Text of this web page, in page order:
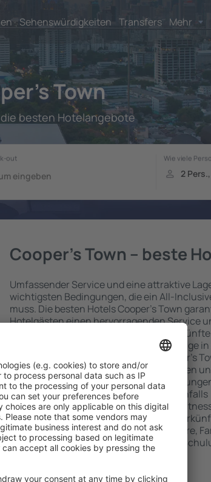
Sehenswürdigkeiten Transfers Mehr
Town
besten Hotelangebote
Cooper's Town – beste
Umfassender Service und eine attraktive
wichtigsten Bedingungen, die ein All-
muss. Die besten Hotels Cooper's Town
Hotelgästen einen hervorragenden Service
Annehmlichkeiten. Hochwertige
Standard bieten eine ausgezeichnete Lage
wichtigsten Sehenswürdigkeiten Cooper's
können die kostenlosen Parkplätze nutzen
Apartment auswählen, das ihren
Hotel mit hohem Standard umfasst ebenfalls
abwechslungsreiches Menü, SPA oder
Attraktionen für Kinder. Die besten
sind eine hervorragende Lösung für Paare,
Personen, die geschäftlich reisen oder
Mitarbeiter organisieren möchten.